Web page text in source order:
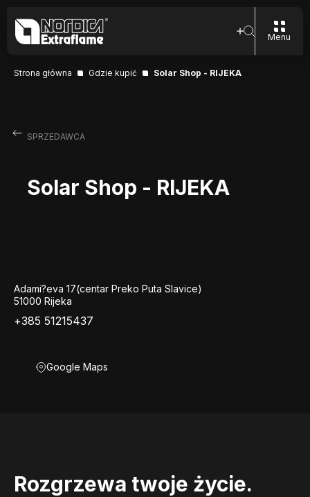
Menu
Strona główna Gdzie kupić Solar Shop - RIJEKA
SPRZEDAWCA
Solar Shop - RIJEKA
Adami?eva 17(centar Preko Puta Slavice)
51000 Rijeka
+385 51215437
Google Maps
Rozgrzewa twoje życie.